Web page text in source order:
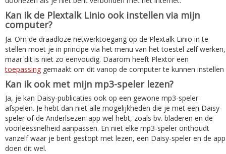
Kan ik de Plextalk Linio ook instellen via mijn
computer?
Ja. Om de draadloze netwerktoegang op de Plextalk Linio in te
stellen moet je in principe via het menu van het toestel zelf werken,
maar dit is niet zo eenvoudig. Daarom heeft Plextor een
toepassing gemaakt om dit vanop de computer te kunnen instellen
Kan ik ook met mijn mp3-speler lezen?
Ja, je kan Daisy-publicaties ook op een gewone mp3-speler
afspelen. Je hebt dan niet alle mogelijkheden die je met een Daisy-
speler of de Anderlsezen-app wel hebt, zoals bv. bladeren en de
voorleessnelheid aanpassen. En niet elke mp3-speler onthoudt
vanzelf waar je bent gestopt met lezen, een Daisy-speler en de app
doen dit wel.